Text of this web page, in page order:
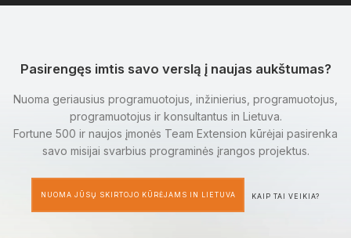
Pasirengęs imtis savo verslą į naujas aukštumas?
Nuoma geriausius programuotojus, inžinierius, programuotojus,
programuotojus ir konsultantus in Lietuva.
Fortune 500 ir naujos įmonės Team Extension kūrėjai pasirenka
savo misijai svarbius programinės įrangos projektus.
NUOMA JŪSŲ SKIRTOJO KŪRĖJAMS IN LIETUVA KAIP TAI VEIKIA?